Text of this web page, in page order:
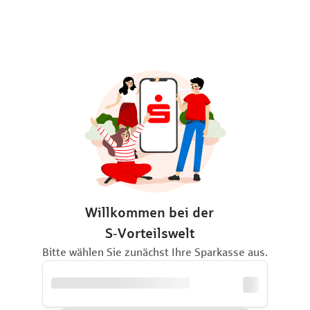
Willkommen bei der
S‑Vorteilswelt
Bitte wählen Sie zunächst Ihre Sparkasse aus.